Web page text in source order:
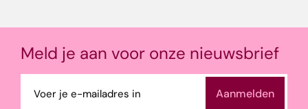
Meld je aan voor onze nieuwsbrief
mailadres